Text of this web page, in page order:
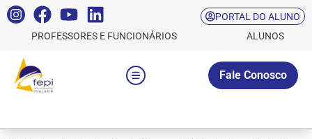
PORTAL DO ALUNO
PROFESSORES E FUNCIONÁRIOS
ALUNOS
Fale Conosco